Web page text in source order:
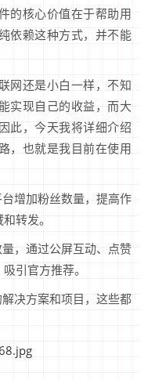
的核心价值在于帮助用
依赖这种方式，并不能
网还是小白一样，不知
实现自己的收益，而大
此，今天我将详细介绍
，也就是我目前在使用
增加粉丝数量，提高作
转发。
，通过公屏互动、点赞
引官方推荐。
决方案和项目，这些都